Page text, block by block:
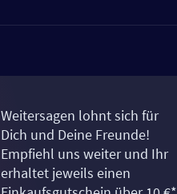
Weitersagen lohnt sich für
Dich und Deine Freunde!
Empfiehl uns weiter und Ihr
erhaltet jeweils einen